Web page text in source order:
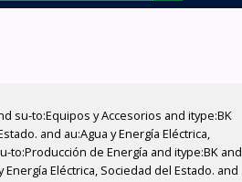
su-to:Equipos y Accesorios and itype:BK
and au:Agua y Energía Eléctrica,
to:Producción de Energía and itype:BK and
Eléctrica, Sociedad del Estado. and